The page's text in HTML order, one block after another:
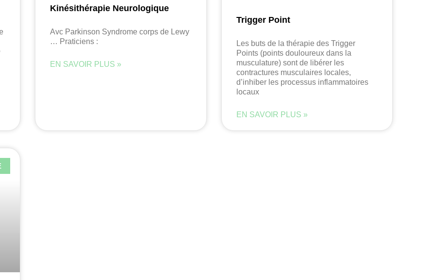
Kinésithérapie Neurologique
Avc Parkinson Syndrome corps de Lewy
… Praticiens :
EN SAVOIR PLUS »
Trigger Point
Les buts de la thérapie des Trigger
Points (points douloureux dans la
musculature) sont de libérer les
contractures musculaires locales,
d’inhiber les processus inflammatoires
locaux
EN SAVOIR PLUS »